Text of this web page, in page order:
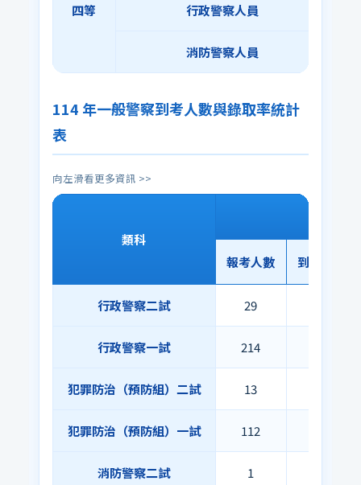
四等 行政警察人員
消防警察人員
114 年一般警察到考人數與錄取率統計
表
向左滑看更多資訊 >>
類科
報考人數
到考人數
行政警察二試 29
行政警察一試 214
犯罪防治（預防組）二試 13
犯罪防治（預防組）一試 112
消防警察二試 1